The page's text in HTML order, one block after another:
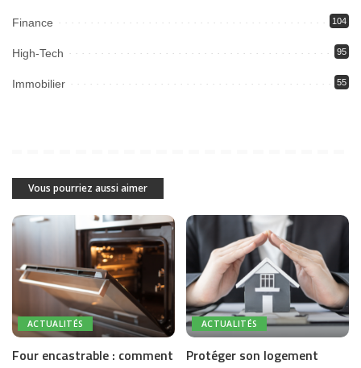
Finance 104
High-Tech 95
Immobilier 55
Vous pourriez aussi aimer
ACTUALITÉS
Four encastrable : comment
ACTUALITÉS
Protéger son logement